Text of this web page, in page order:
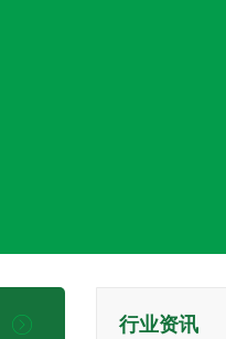
行业资讯